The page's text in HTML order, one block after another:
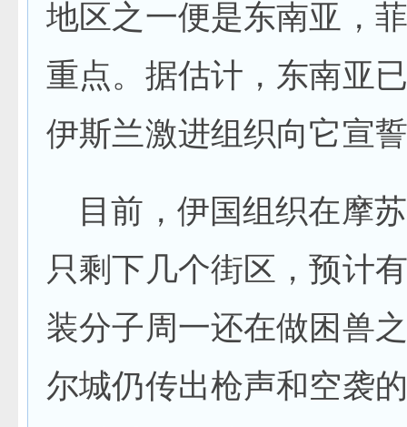
地区之一便是东南亚，
重点。据估计，东南亚
伊斯兰激进组织向它宣
目前，伊国组织在摩
只剩下几个街区，预计
装分子周一还在做困兽
尔城仍传出枪声和空袭